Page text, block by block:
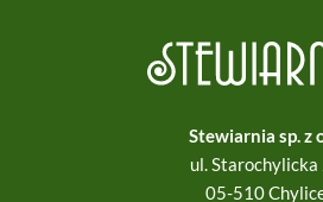
Stewiarnia sp. z
ul. Starochylicka
05-510